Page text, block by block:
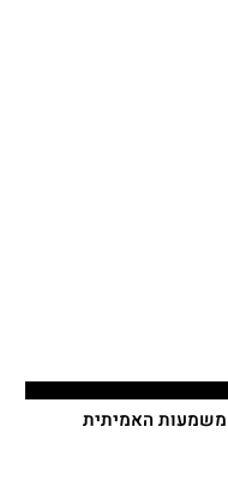
האמיתית